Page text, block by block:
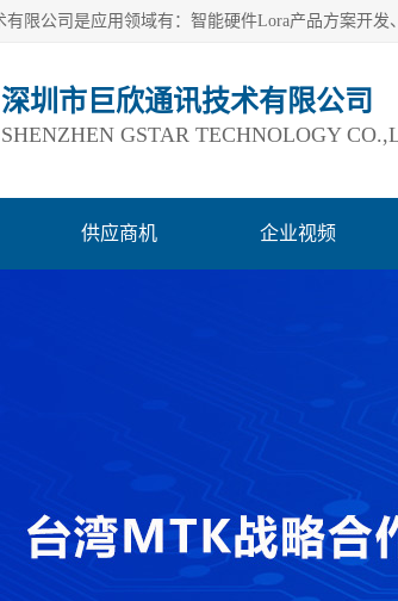
深圳市巨欣通讯技术有限公司
SHENZHEN GSTAR TECHNOLOGY
供应商机 企业视频